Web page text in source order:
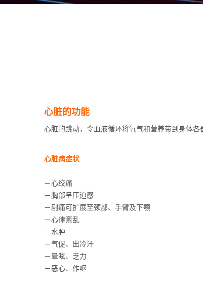
心脏的功能
心脏的跳动，令血液循环将氧气和营养带到身体各
心脏病症状
－心绞痛
－胸部呈压迫感
－剧痛可扩展至颈部、手臂及下颚
－心律紊乱
－水肿
－气促、出冷汗
－晕眩、乏力
－恶心、作呕